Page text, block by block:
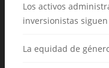
Los activos
inversionistas
La equidad de